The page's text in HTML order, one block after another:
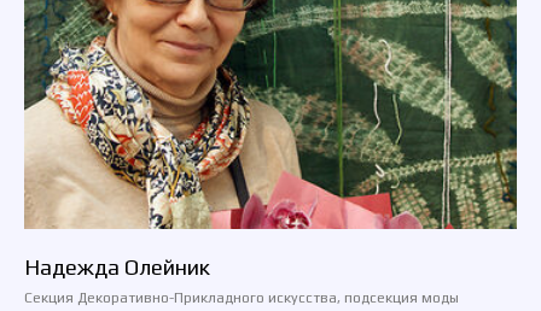
Надежда Олейник
Секция Декоративно-Прикладного искусства, подсекция моды